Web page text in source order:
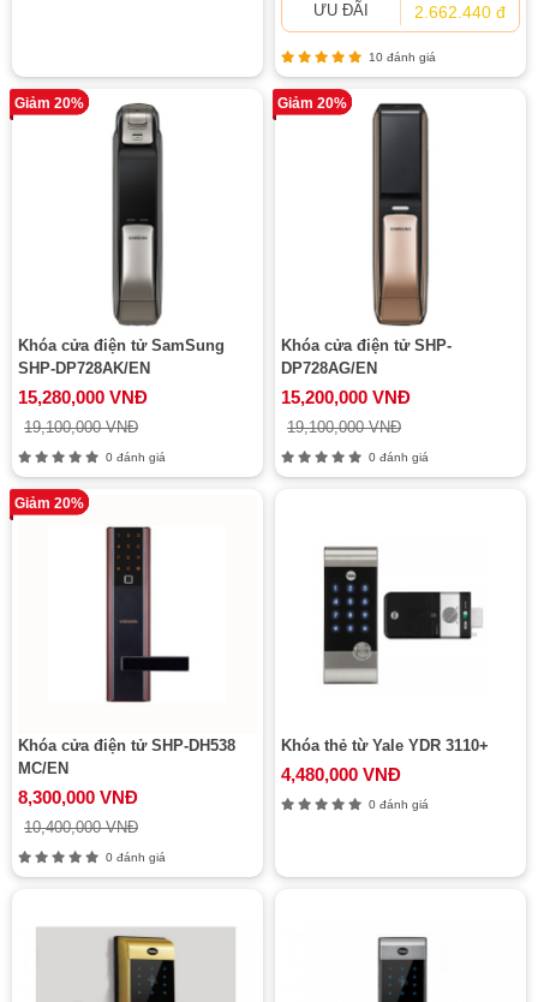
ƯU ĐÃI
2.662.440 đ
10 đánh giá
Giảm 20%
Khóa cửa điện tử SamSung
SHP-DP728AK/EN
15,280,000 VNĐ
19,100,000 VNĐ
0 đánh giá
Giảm 20%
Khóa cửa điện tử SHP-
DP728AG/EN
15,200,000 VNĐ
19,100,000 VNĐ
0 đánh giá
Giảm 20%
Khóa cửa điện tử SHP-DH538
MC/EN
8,300,000 VNĐ
10,400,000 VNĐ
0 đánh giá
Khóa thẻ từ Yale YDR 3110+
4,480,000 VNĐ
0 đánh giá